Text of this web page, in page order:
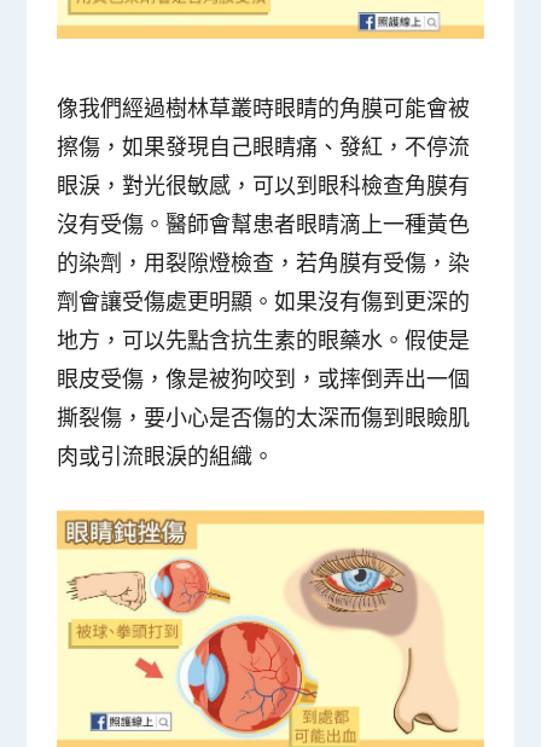
像我們經過樹林草叢時眼睛的角膜可能會被
擦傷，如果發現自己眼睛痛、發紅，不停流
眼淚，對光很敏感，可以到眼科檢查角膜有
沒有受傷。醫師會幫患者眼睛滴上一種黃色
的染劑，用裂隙燈檢查，若角膜有受傷，染
劑會讓受傷處更明顯。如果沒有傷到更深的
地方，可以先點含抗生素的眼藥水。假使是
眼皮受傷，像是被狗咬到，或摔倒弄出一個
撕裂傷，要小心是否傷的太深而傷到眼瞼肌
肉或引流眼淚的組織。